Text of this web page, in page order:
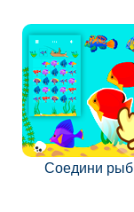
Соедини рыб